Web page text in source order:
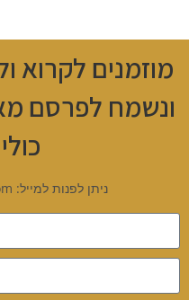
מוזמנים לקרוא
ונשמח לפרסם
ניתן לפנות למייל: veredkamin@gmail.com